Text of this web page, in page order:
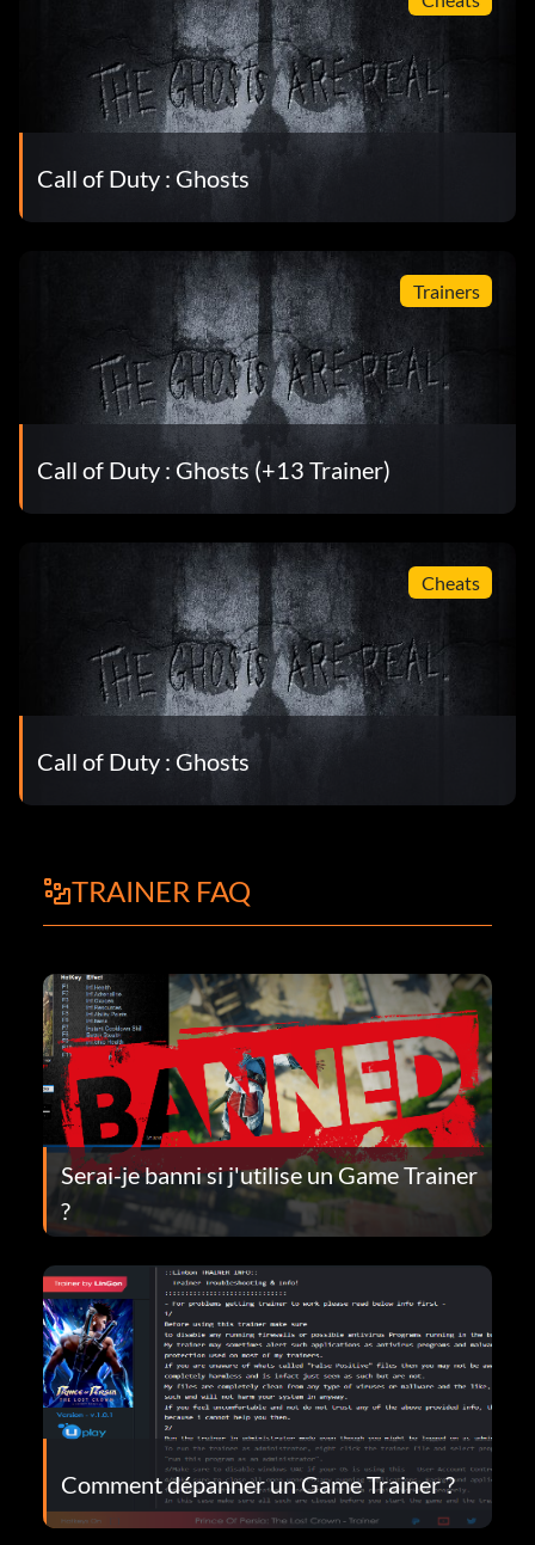
Call of Duty : Ghosts
Trainers
Call of Duty : Ghosts (+13 Trainer)
Cheats
Call of Duty : Ghosts
TRAINER FAQ
Serai-je banni si j'utilise un Game Trainer
?
Comment dépanner un Game Trainer ?